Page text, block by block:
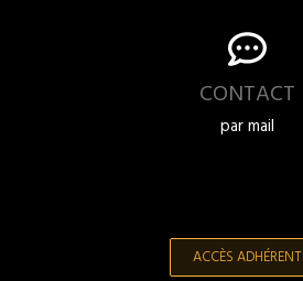
CONTACT
par mail
ACCÈS ADHÉRENT